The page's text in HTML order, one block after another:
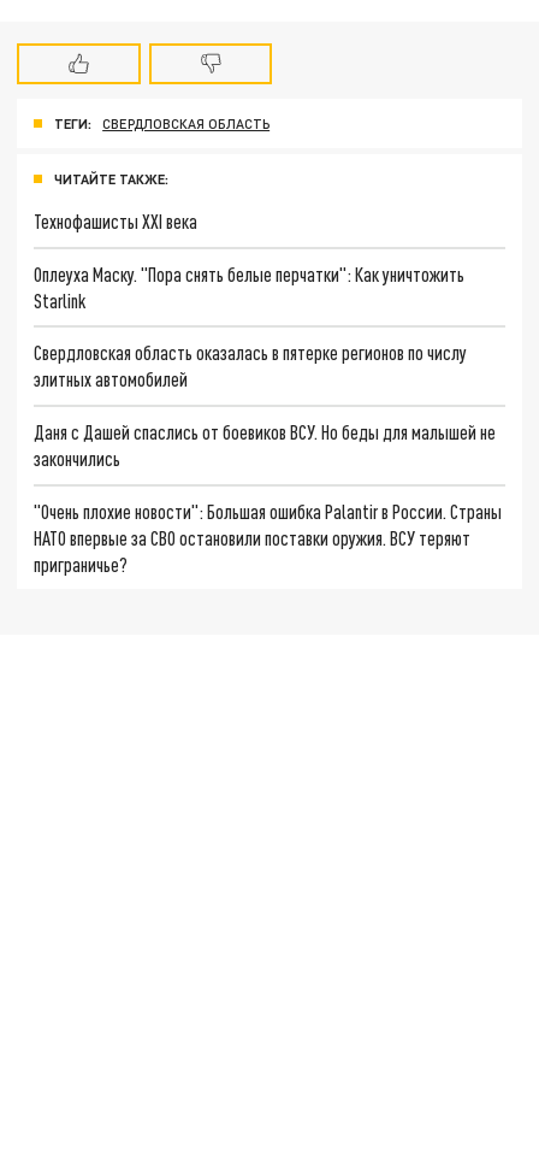
ТЕГИ: СВЕРДЛОВСКАЯ ОБЛАСТЬ
ЧИТАЙТЕ ТАКЖЕ:
Технофашисты XXI века
Оплеуха Маску. "Пора снять белые перчатки": Как уничтожить
Starlink
Свердловская область оказалась в пятерке регионов по числу
элитных автомобилей
Даня с Дашей спаслись от боевиков ВСУ. Но беды для малышей не
закончились
"Очень плохие новости": Большая ошибка Palantir в России. Страны
НАТО впервые за СВО остановили поставки оружия. ВСУ теряют
приграничье?